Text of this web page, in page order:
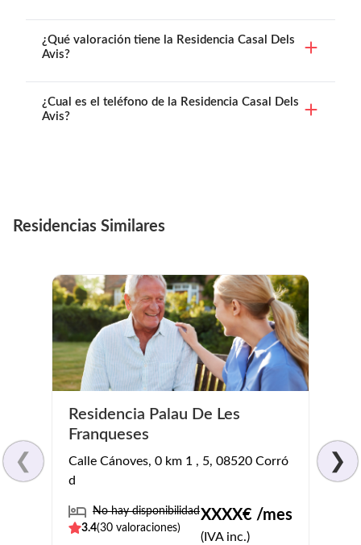
¿Qué valoración tiene la Residencia Casal Dels
Avis?
¿Cual es el teléfono de la Residencia Casal Dels
Avis?
Residencias Similares
❮
Residencia Palau De Les
Franqueses
Calle Cánoves, 0 km 1 , 5, 08520 Corró
d
No hay disponibilidad
3.4(30 valoraciones)
XXXX€ /mes
(IVA inc.)
❯